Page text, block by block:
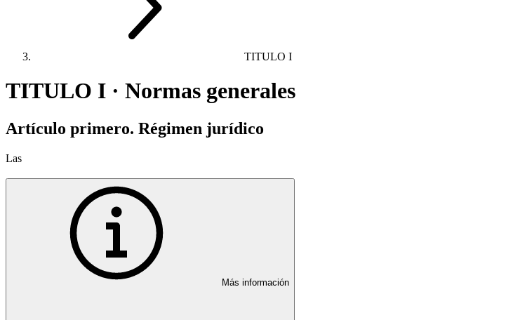
TITULO I
TITULO I · Normas generales
Artículo primero. Régimen jurídico
Las
Más información